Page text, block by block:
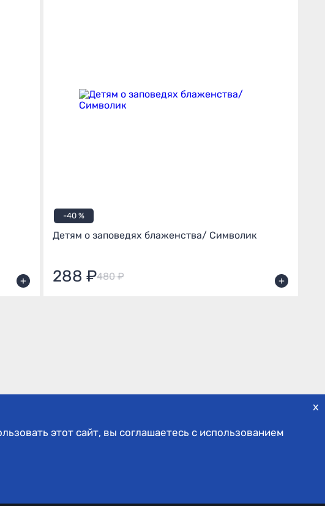
+
-40 %
Детям о заповедях блаженства/ Символик
288 ₽480 ₽ +
x
этот сайт, вы соглашаетесь с использованием